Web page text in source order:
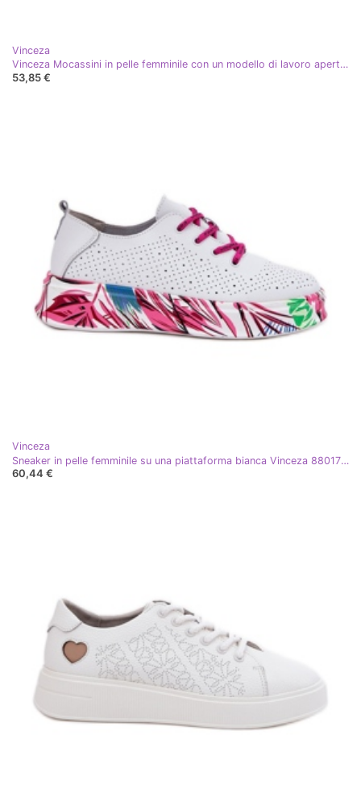
Vinceza
Vinceza Mocassini in pelle femminile con un modello di lavoro aperto Vincez 88028 beige
53,85 €
Vinceza
Sneaker in pelle femminile su una piattaforma bianca Vinceza 88017 bianco
60,44 €